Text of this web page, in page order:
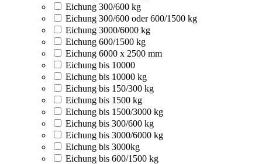
Eichung 300/600 kg
Eichung 300/600 oder 600/1500 kg
Eichung 3000/6000 kg
Eichung 600/1500 kg
Eichung 6000 x 2500 mm
Eichung bis 10000
Eichung bis 10000 kg
Eichung bis 150/300 kg
Eichung bis 1500 kg
Eichung bis 1500/3000 kg
Eichung bis 300/600 kg
Eichung bis 3000/6000 kg
Eichung bis 3000kg
Eichung bis 600/1500 kg